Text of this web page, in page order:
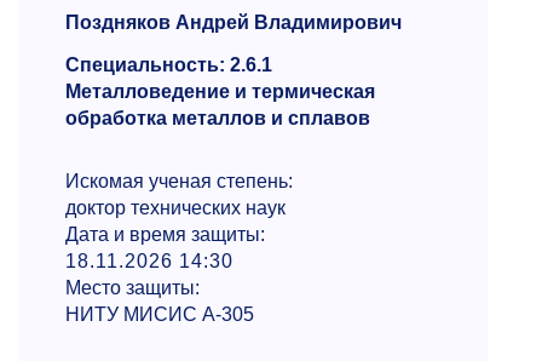
Поздняков Андрей Владимирович
Специальность: 2.6.1
Металловедение и термическая
обработка металлов и сплавов
Искомая ученая степень:
доктор технических наук
Дата и время защиты:
18.11.2026 14:30
Место защиты:
НИТУ МИСИС А-305